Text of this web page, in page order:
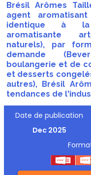
Brésil Arômes
agent
identique à la
aromatisante
naturels), par
demande
boulangerie et de
et desserts
autres), Brésil
tendances de
Date de publication
Dec 2025